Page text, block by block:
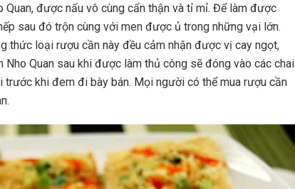
được nấu vô cùng cẩn thận và tỉ mỉ. Để làm được
sau đó trộn cùng với men được ủ trong những vại lớn.
thức loại rượu cần này đều cảm nhận được vị cay ngọt,
Quan sau khi được làm thủ công sẽ đóng vào các chai
khi đem đi bày bán. Mọi người có thể mua rượu cần